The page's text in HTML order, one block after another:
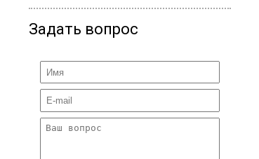
Задать вопрос